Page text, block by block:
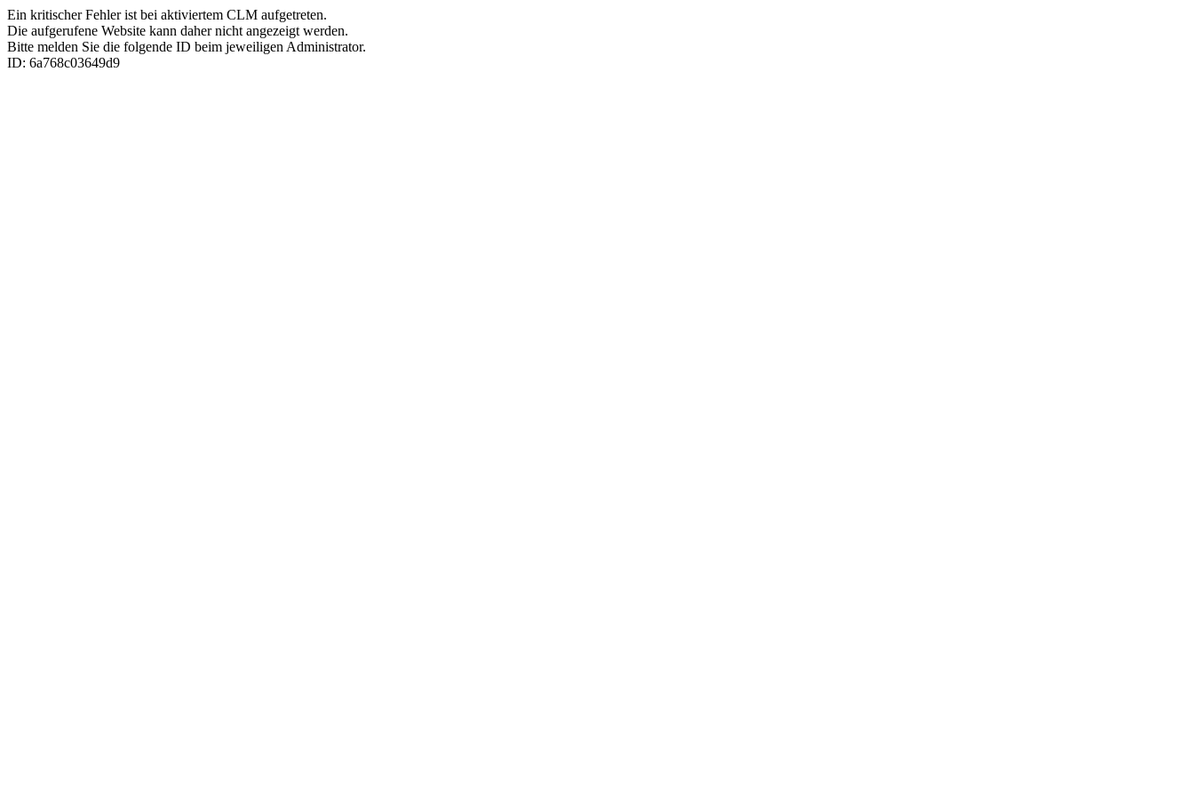
Ein kritischer Fehler ist bei aktiviertem CLM aufgetreten.
Die aufgerufene Website kann daher nicht angezeigt werden.
Bitte melden Sie die folgende ID beim jeweiligen Administrator.
ID: 6a768c03649d9